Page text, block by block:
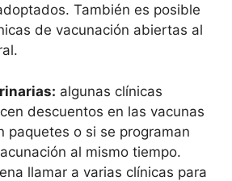
También es posible
de vacunación abiertas al
algunas clínicas
descuentos en las vacunas
paquetes o si se programan
al mismo tiempo.
llamar a varias clínicas para